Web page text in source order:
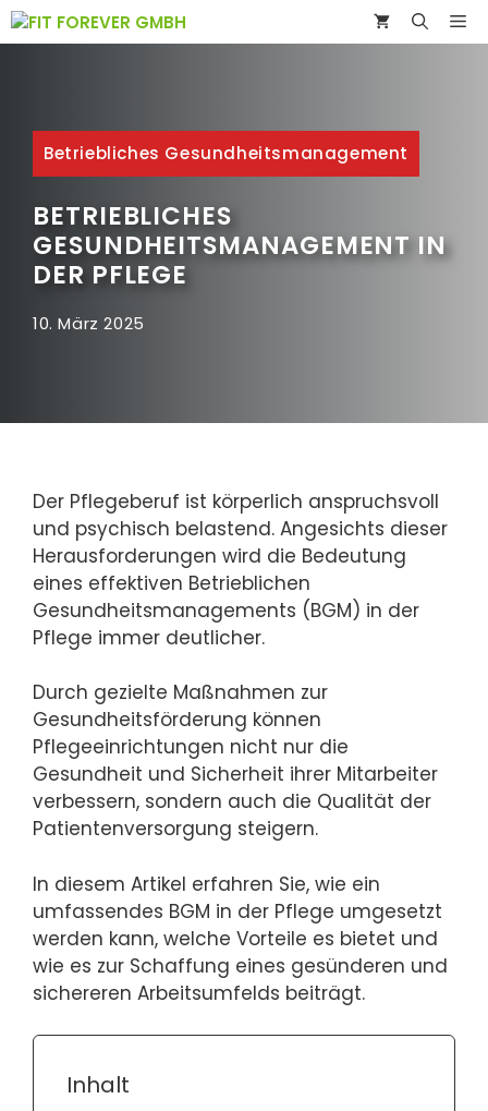
Zum
Inhalt
Betriebliches Gesundheitsmanagement
BETRIEBLICHES
GESUNDHEITSMANAGEMENT IN
DER PFLEGE
10. März 2025
Der Pflegeberuf ist körperlich anspruchsvoll
und psychisch belastend. Angesichts dieser
Herausforderungen wird die Bedeutung
eines effektiven Betrieblichen
Gesundheitsmanagements (BGM) in der
Pflege immer deutlicher.
Durch gezielte Maßnahmen zur
Gesundheitsförderung können
Pflegeeinrichtungen nicht nur die
Gesundheit und Sicherheit ihrer Mitarbeiter
verbessern, sondern auch die Qualität der
Patientenversorgung steigern.
In diesem Artikel erfahren Sie, wie ein
umfassendes BGM in der Pflege umgesetzt
werden kann, welche Vorteile es bietet und
wie es zur Schaffung eines gesünderen und
sichereren Arbeitsumfelds beiträgt.
Inhalt